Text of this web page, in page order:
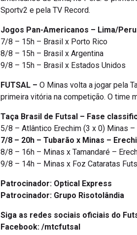
Sportv2 e pela TV Record.
Jogos Pan-Americanos – Lima/Peru
7/8 – 15h – Brasil x Porto Rico
8/8 – 15h – Brasil x Argentina
9/8 – 15h – Brasil x Estados Unidos
FUTSAL –
O Minas volta a jogar pela
primeira vitória na competição. O time
Taça Brasil de Futsal – Fase
5/8 – Atlântico Erechim (3 x 0) Minas –
7/8 – 20h – Tubarão x Minas –
8/8 – 16h – Minas x Tamandaré –
9/8 – 14h – Minas x Foz Cataratas
Patrocinador: Optical Express
Patrocinador: Grupo Risotolândia
Siga as redes sociais oficiais do
Facebook: /mtcfutsal